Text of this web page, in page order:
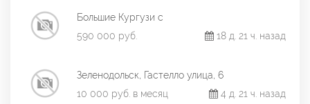
Большие Кургузи с
590 000 руб.
18 д. 21 ч. назад
Зеленодольск, Гастелло улица, 6
10 000 руб. в месяц
4 д. 21 ч. назад